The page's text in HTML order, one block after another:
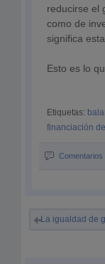
reducirse el
como de
significa
Esto es lo
Etiquetas:
financiación
Comentarios
La igualdad de